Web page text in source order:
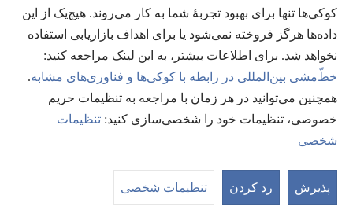
کوکی‌ها تنها برای بهبود تجربهٔ شما به کار می‌روند. هیچ‌یک از این
داده‌ها هرگز فروخته نمی‌شود یا برای اهداف بازاریابی استفاده
نخواهد شد. برای اطلاعات بیشتر، به این لینک مراجعه کنید:‏
خطّ‌مشی بین‌المللی در رابطه با کوکی‌ها و فناوری‌های مشابه.
همچنین می‌توانید در هر زمان با مراجعه به تنظیمات حریم
خصوصی، تنظیمات خود را شخصی‌سازی کنید:‏ تنظیمات
شخصی
پذیرش رد کردن تنظیمات شخصی
اهدای اعانه
(پنجره‌ای
می‌شود)
(پنجره‌ای
می‌شود)
JW Hub
®
باز
JW Library